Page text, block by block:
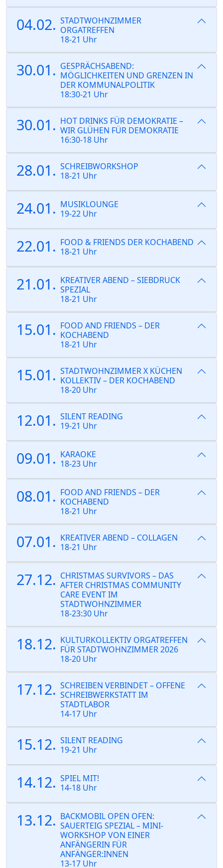
04.02. STADTWOHNZIMMER
ORGATREFFEN
18-21 Uhr
30.01. GESPRÄCHSABEND:
MÖGLICHKEITEN UND GRENZEN IN
DER KOMMUNALPOLITIK
18:30-21 Uhr
30.01. HOT DRINKS FÜR DEMOKRATIE –
WIR GLÜHEN FÜR DEMOKRATIE
16:30-18 Uhr
28.01. SCHREIBWORKSHOP
18-21 Uhr
24.01. MUSIKLOUNGE
19-22 Uhr
22.01. FOOD & FRIENDS DER KOCHABEND
18-21 Uhr
21.01. KREATIVER ABEND – SIEBDRUCK
SPEZIAL
18-21 Uhr
15.01. FOOD AND FRIENDS – DER
KOCHABEND
18-21 Uhr
15.01. STADTWOHNZIMMER X KÜCHEN
KOLLEKTIV – DER KOCHABEND
18-20 Uhr
12.01. SILENT READING
19-21 Uhr
09.01. KARAOKE
18-23 Uhr
08.01. FOOD AND FRIENDS – DER
KOCHABEND
18-21 Uhr
07.01. KREATIVER ABEND – COLLAGEN
18-21 Uhr
27.12. CHRISTMAS SURVIVORS – DAS
AFTER CHRISTMAS COMMUNITY
CARE EVENT IM
STADTWOHNZIMMER
18-23:30 Uhr
18.12. KULTURKOLLEKTIV ORGATREFFEN
FÜR STADTWOHNZIMMER 2026
18-20 Uhr
17.12. SCHREIBEN VERBINDET – OFFENE
SCHREIBWERKSTATT IM
STADTLABOR
14-17 Uhr
15.12. SILENT READING
19-21 Uhr
14.12. SPIEL MIT!
14-18 Uhr
13.12. BACKMOBIL OPEN OFEN:
SAUERTEIG SPEZIAL – MINI-
WORKSHOP VON EINER
ANFÄNGERIN FÜR
ANFÄNGER:INNEN
13-17 Uhr